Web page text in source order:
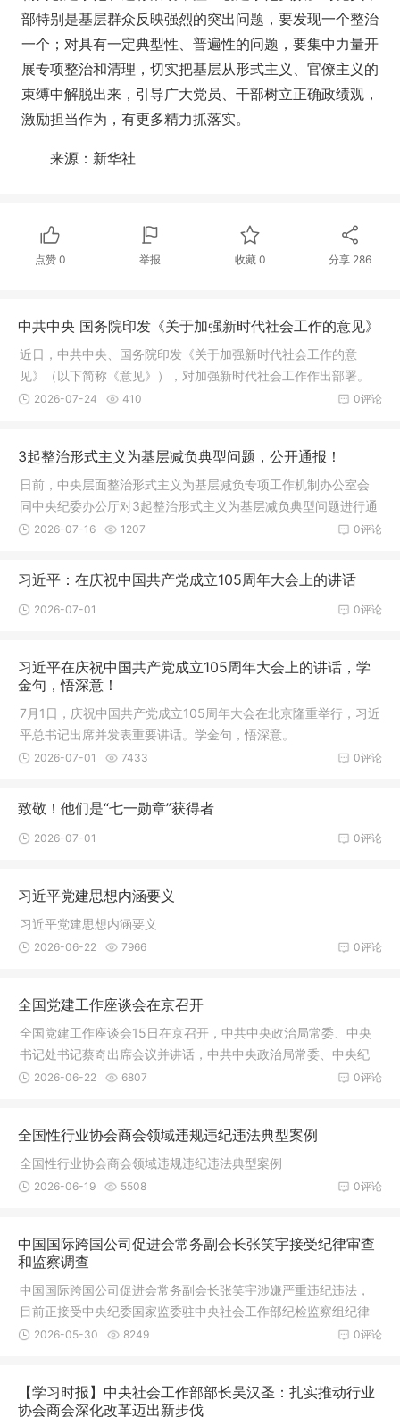
部特别是基层群众反映强烈的突出问题，要发现一个整治
一个；对具有一定典型性、普遍性的问题，要集中力量开
展专项整治和清理，切实把基层从形式主义、官僚主义的
束缚中解脱出来，引导广大党员、干部树立正确政绩观，
激励担当作为，有更多精力抓落实。
来源：新华社
点赞 0 举报 收藏 0 分享 286
中共中央 国务院印发《关于加强新时代社会工作的意见》
近日，中共中央、国务院印发《关于加强新时代社会工作的意
见》（以下简称《意见》），对加强新时代社会工作作出部署。
0评论
2026-07-24 410
3起整治形式主义为基层减负典型问题，公开通报！
日前，中央层面整治形式主义为基层减负专项工作机制办公室会
同中央纪委办公厅对3起整治形式主义为基层减负典型问题进行通
报。
0评论
2026-07-16 1207
习近平：在庆祝中国共产党成立105周年大会上的讲话
0评论
2026-07-01
习近平在庆祝中国共产党成立105周年大会上的讲话，学
金句，悟深意！
7月1日，庆祝中国共产党成立105周年大会在北京隆重举行，习近
平总书记出席并发表重要讲话。学金句，悟深意。
0评论
2026-07-01 7433
致敬！他们是“七一勋章”获得者
0评论
2026-07-01
习近平党建思想内涵要义
习近平党建思想内涵要义
0评论
2026-06-22 7966
全国党建工作座谈会在京召开
全国党建工作座谈会15日在京召开，中共中央政治局常委、中央
书记处书记蔡奇出席会议并讲话，中共中央政治局常委、中央纪
律检查委员会书记李希出席会议。
0评论
2026-06-22 6807
全国性行业协会商会领域违规违纪违法典型案例
全国性行业协会商会领域违规违纪违法典型案例
0评论
2026-06-19 5508
中国国际跨国公司促进会常务副会长张笑宇接受纪律审查
和监察调查
中国国际跨国公司促进会常务副会长张笑宇涉嫌严重违纪违法，
目前正接受中央纪委国家监委驻中央社会工作部纪检监察组纪律
审查和河北省监察委员会监察调查。
0评论
2026-05-30 8249
【学习时报】中央社会工作部部长吴汉圣：扎实推动行业
协会商会深化改革迈出新步伐